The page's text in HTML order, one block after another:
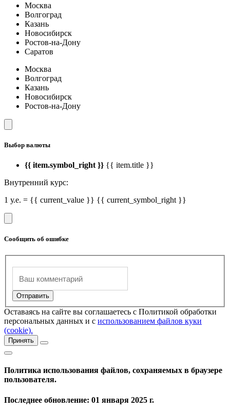
Москва
Волгоград
Казань
Новосибирск
Ростов-на-Дону
Саратов
Москва
Волгоград
Казань
Новосибирск
Ростов-на-Дону
Выбор валюты
{{ item.symbol_right }} {{ item.title }}
Внутренний курс:
1 у.е. = {{ current_value }} {{ current_symbol_right }}
Сообщить об ошибке
Оставаясь на сайте вы соглашаетесь с Политикой обработки
персональных данных и с использованием файлов куки
(cookie).
Принять
Политика использования файлов, сохраняемых в браузере
пользователя.
Последнее обновление: 01 января 2025 г.